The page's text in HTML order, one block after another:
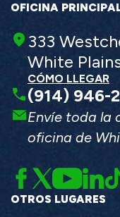
OFICINA
333
White
CÓMO LLEGAR
(914) 946-
Envíe toda la
oficina de
OTROS LUGARES